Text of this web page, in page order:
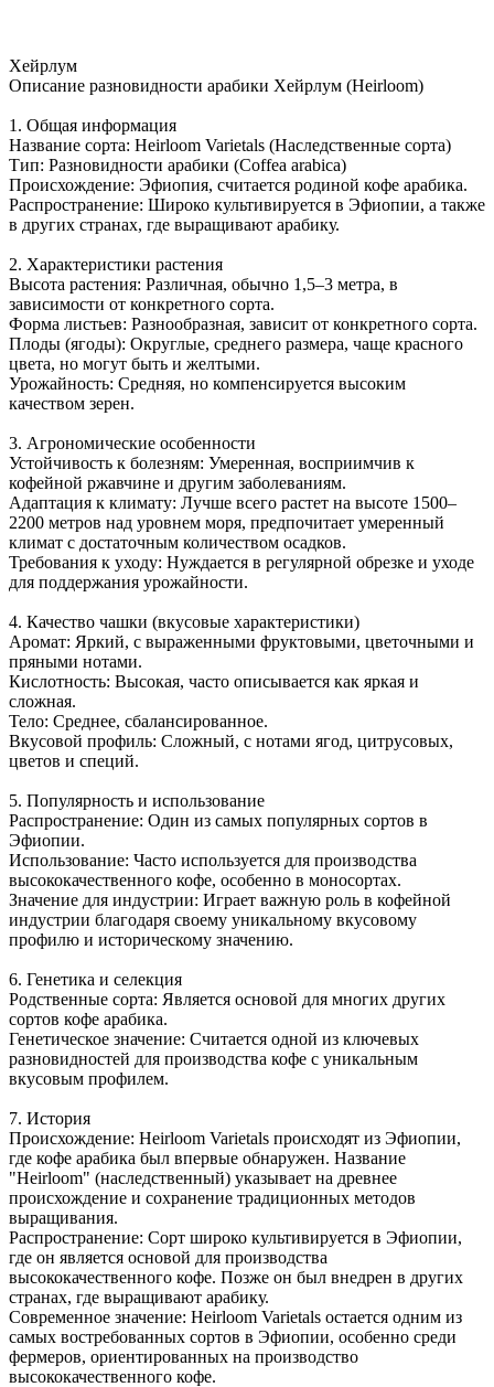
Хейрлум
Описание разновидности арабики Хейрлум (Heirloom)
1. Общая информация
Название сорта: Heirloom Varietals (Наследственные сорта)
Тип: Разновидности арабики (Coffea arabica)
Происхождение: Эфиопия, считается родиной кофе арабика.
Распространение: Широко культивируется в Эфиопии, а также
в других странах, где выращивают арабику.
2. Характеристики растения
Высота растения: Различная, обычно 1,5–3 метра, в
зависимости от конкретного сорта.
Форма листьев: Разнообразная, зависит от конкретного сорта.
Плоды (ягоды): Округлые, среднего размера, чаще красного
цвета, но могут быть и желтыми.
Урожайность: Средняя, но компенсируется высоким
качеством зерен.
3. Агрономические особенности
Устойчивость к болезням: Умеренная, восприимчив к
кофейной ржавчине и другим заболеваниям.
Адаптация к климату: Лучше всего растет на высоте 1500–
2200 метров над уровнем моря, предпочитает умеренный
климат с достаточным количеством осадков.
Требования к уходу: Нуждается в регулярной обрезке и уходе
для поддержания урожайности.
4. Качество чашки (вкусовые характеристики)
Аромат: Яркий, с выраженными фруктовыми, цветочными и
пряными нотами.
Кислотность: Высокая, часто описывается как яркая и
сложная.
Тело: Среднее, сбалансированное.
Вкусовой профиль: Сложный, с нотами ягод, цитрусовых,
цветов и специй.
5. Популярность и использование
Распространение: Один из самых популярных сортов в
Эфиопии.
Использование: Часто используется для производства
высококачественного кофе, особенно в моносортах.
Значение для индустрии: Играет важную роль в кофейной
индустрии благодаря своему уникальному вкусовому
профилю и историческому значению.
6. Генетика и селекция
Родственные сорта: Является основой для многих других
сортов кофе арабика.
Генетическое значение: Считается одной из ключевых
разновидностей для производства кофе с уникальным
вкусовым профилем.
7. История
Происхождение: Heirloom Varietals происходят из Эфиопии,
где кофе арабика был впервые обнаружен. Название
"Heirloom" (наследственный) указывает на древнее
происхождение и сохранение традиционных методов
выращивания.
Распространение: Сорт широко культивируется в Эфиопии,
где он является основой для производства
высококачественного кофе. Позже он был внедрен в других
странах, где выращивают арабику.
Современное значение: Heirloom Varietals остается одним из
самых востребованных сортов в Эфиопии, особенно среди
фермеров, ориентированных на производство
высококачественного кофе.